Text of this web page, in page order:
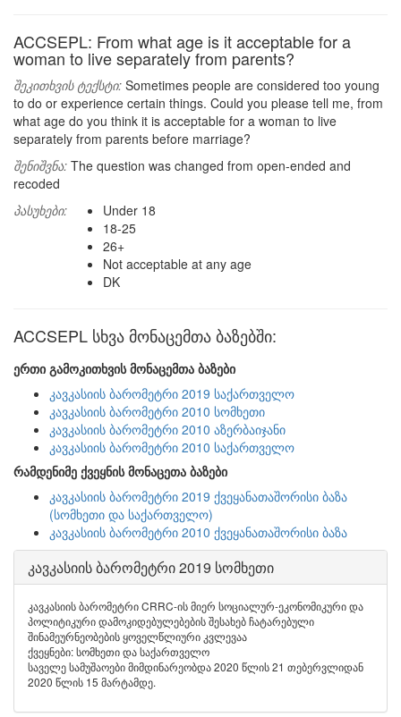
ACCSEPL: From what age is it acceptable for a
woman to live separately from parents?
შეკითხვის ტექსტი: Sometimes people are considered too young
to do or experience certain things. Could you please tell me, from
what age do you think it is acceptable for a woman to live
separately from parents before marriage?
შენიშვნა: The question was changed from open-ended and
recoded
პასუხები:
Under 18
18-25
26+
Not acceptable at any age
DK
ACCSEPL სხვა მონაცემთა ბაზებში:
ერთი გამოკითხვის მონაცემთა ბაზები
კავკასიის ბარომეტრი 2019 საქართველო
კავკასიის ბარომეტრი 2010 სომხეთი
კავკასიის ბარომეტრი 2010 აზერბაიჯანი
კავკასიის ბარომეტრი 2010 საქართველო
რამდენიმე ქვეყნის მონაცეთა ბაზები
კავკასიის ბარომეტრი 2019 ქვეყანათაშორისი ბაზა
(სომხეთი და საქართველო)
კავკასიის ბარომეტრი 2010 ქვეყანათაშორისი ბაზა
კავკასიის ბარომეტრი 2019 სომხეთი
კავკასიის ბარომეტრი CRRC-ის მიერ სოციალურ-ეკონომიკური და
პოლიტიკური დამოკიდებულებების შესახებ ჩატარებული
შინამეურნეობების ყოველწლიური კვლევაა
ქვეყნები: სომხეთი და საქართველო
საველე სამუშაოები მიმდინარეობდა 2020 წლის 21 თებერვლიდან
2020 წლის 15 მარტამდე.